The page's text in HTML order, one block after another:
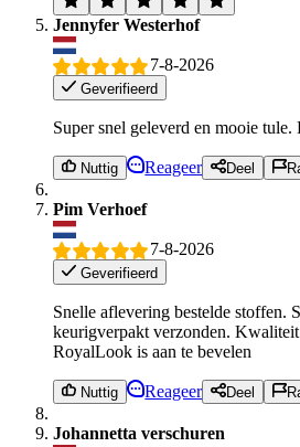
Jennyfer Westerhof
7-8-2026
Geverifieerd
Super snel geleverd en mooie
Nuttig Reageer Deel
Pim Verhoef
7-8-2026
Geverifieerd
Snelle aflevering bestelde stoffen.
keurigverpakt verzonden.
RoyalLook is aan te bevelen
Nuttig Reageer Deel
Johannetta verschuren